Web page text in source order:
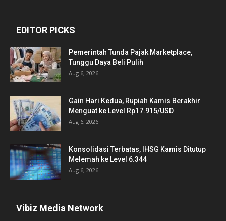
EDITOR PICKS
Pemerintah Tunda Pajak Marketplace,
Tunggu Daya Beli Pulih
Aug 6, 2026
Gain Hari Kedua, Rupiah Kamis Berakhir
Menguat ke Level Rp17.915/USD
Aug 6, 2026
Konsolidasi Terbatas, IHSG Kamis Ditutup
Melemah ke Level 6.344
Aug 6, 2026
Vibiz Media Network